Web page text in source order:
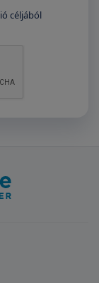
céljából